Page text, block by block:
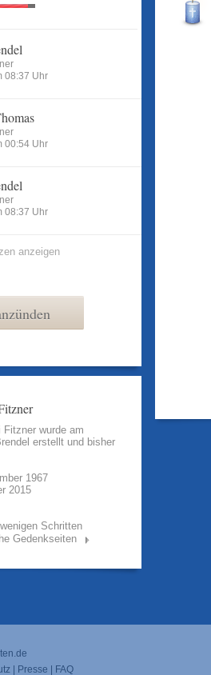
08:37 Uhr
00:54 Uhr
08:37 Uhr
anzeigen
Fitzner wurde am
erstellt und bisher
1967
2015
Schritten
Gedenkseiten
Presse FAQ